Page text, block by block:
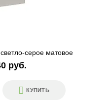
серое матовое
руб.
КУПИТЬ